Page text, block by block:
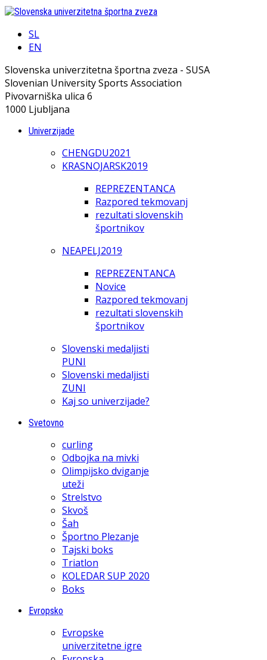
SL
EN
Slovenska univerzitetna športna zveza - SUSA
Slovenian University Sports Association
Pivovarniška ulica 6
1000 Ljubljana
Univerzijade
CHENGDU2021
KRASNOJARSK2019
REPREZENTANCA
Razpored tekmovanj
rezultati slovenskih
športnikov
NEAPELJ2019
REPREZENTANCA
Novice
Razpored tekmovanj
rezultati slovenskih
športnikov
Slovenski medaljisti
PUNI
Slovenski medaljisti
ZUNI
Kaj so univerzijade?
Svetovno
curling
Odbojka na mivki
Olimpijsko dviganje
uteži
Strelstvo
Skvoš
Šah
Športno Plezanje
Tajski boks
Triatlon
KOLEDAR SUP 2020
Boks
Evropsko
Evropske
univerzitetne igre